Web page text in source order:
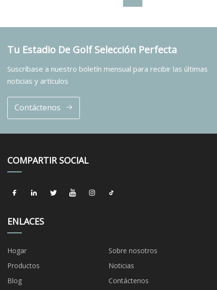
Tu Estadio De Golf Selección Perfecta
Suscríbase a nuestro boletín mensual para recibir las últimas
noticias y artículos
Contáctenos
COMPARTIR SOCIAL
ENLACES
Hogar
Sobre nosotros
Productos
Noticias
Blog
Contáctenos